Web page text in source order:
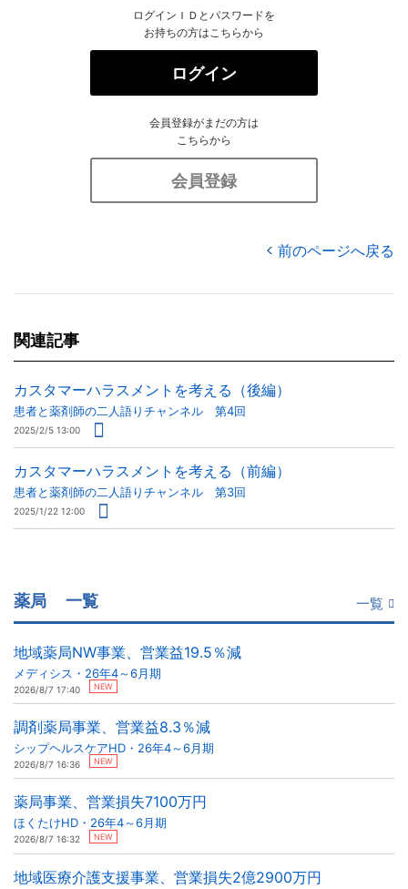
ログインＩＤとパスワードを
お持ちの方はこちらから
ログイン
会員登録がまだの方は
こちらから
会員登録
前のページへ戻る
関連記事
カスタマーハラスメントを考える（後編）
患者と薬剤師の二人語りチャンネル 第4回
2025/2/5 13:00
カスタマーハラスメントを考える（前編）
患者と薬剤師の二人語りチャンネル 第3回
2025/1/22 12:00
薬局 一覧 一覧
地域薬局NW事業、営業益19.5％減
メディシス・26年4～6月期
2026/8/7 17:40 NEW
調剤薬局事業、営業益8.3％減
シップヘルスケアHD・26年4～6月期
2026/8/7 16:36 NEW
薬局事業、営業損失7100万円
ほくたけHD・26年4～6月期
2026/8/7 16:32 NEW
地域医療介護支援事業、営業損失2億2900万円